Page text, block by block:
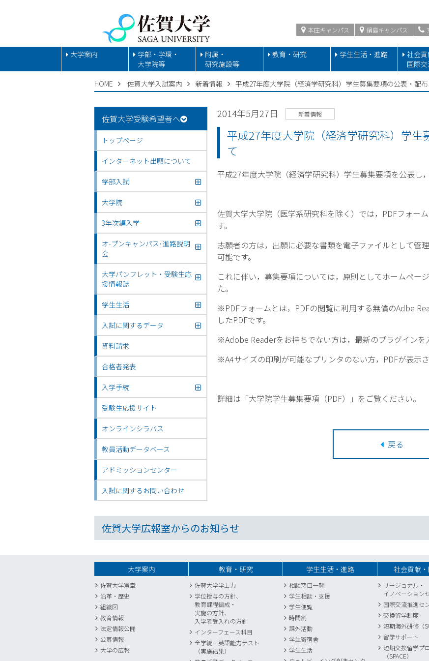
本庄キャンパス 鍋島キャンパス
大学案内
学部・学環・
大学院等
附属・
研究施設等
教育・研究 学生生活・進路
社会貢
国際
HOME 佐賀大学入試案内 新着情報 平成27年度大学院（経済学研究科）学生募集要項の公表・配
佐賀大学受験希望者へ
トップページ
インターネット出願について
学部入試
大学院
3年次編入学
オ-プンキャンパス･進路説明
会
大学パンフレット・受験生応
援情報誌
学生生活
入試に関するデータ
資料請求
合格者発表
入学手続
受験生応援サイト
オンラインシラバス
教員活動データベース
アドミッションセンター
入試に関するお問い合わせ
2014年5月27日 新着情報
平成27年度大学院（経済学研究科）学生
て
平成27年度大学院（経済学研究科）学生募集要項を公表し
佐賀大学大学院（医学系研究科を除く）では，PDFフォー
す。
志願者の方は，出願に必要な書類を電子ファイルとして管
可能です。
これに伴い，募集要項については，原則としてホームペー
た。
※PDFフォームとは，PDFの閲覧に利用する無償のAdbe
したPDFです。
※Adobe Readerをお持ちでない方は，最新のプラグインを
※A4サイズの印刷が可能なプリンタのない方，PDFが表示
詳細は 「大学院学生募集要項（PDF）」 をご覧ください。
戻る
佐賀大学広報室からのお知らせ
大学案内
佐賀大学憲章
沿革・歴史
組織図
教育情報
法定情報公開
公募情報
大学の広報
教育・研究
佐賀大学学士力
学位授与の方針、
教育課程編成・
実施の方針、
入学者受入れの方針
インターフェース科目
全学統一英語能力テスト
（実施結果）
学生生活・進路
相談窓口一覧
学生相談・支援
学生便覧
時間割
課外活動
学生寄宿舎
学生生活
社会貢献
リージョナル・
イノベーション
国際交流推進セ
交換留学制度
短期海外研修（
留学サポート
短期交換留学プ
（SPACE）